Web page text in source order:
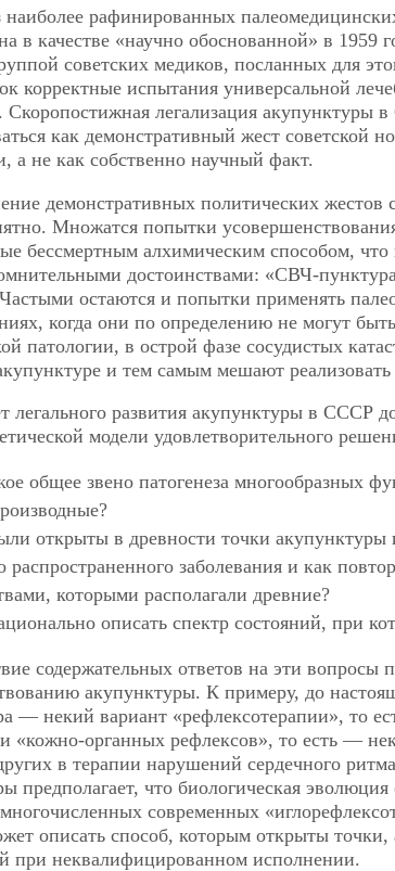
наиболее рафинированных
в качестве «научно обоснованной» в 1959
советских медиков, посланных для
корректные испытания универсальной
Скоропостижная легализация акупунктуры
как демонстративный жест советской
а не как собственно научный факт.
демонстративных политических жестов
Множатся попытки
бессмертным алхимическим способом,
достоинствами: «СВЧ-
остаются и попытки применять
когда они по определению не могут
патологии, в острой фазе сосудистых
и тем самым мешают
легального развития акупунктуры в СССР
модели удовлетворительного
общее звено патогенеза многообразных
открыты в древности точки акупунктуры
распространенного заболевания и как
которыми располагали древние?
описать спектр состояний, при
содержательных ответов на эти вопросы
акупунктуры. К примеру, до
— некий вариант «рефлексотерапии», то
«кожно-органных рефлексов», то есть —
в терапии нарушений сердечного
предполагает, что биологическая
современных
описать способ, которым открыты
при неквалифицированном исполнении.